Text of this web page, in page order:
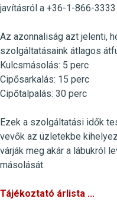
javításról a +36-1-866-
Az azonnaliság azt jelenti,
szolgáltatásaink átlagos
Kulcsmásolás: 5 perc
Cipősarkalás: 15 perc
Cipőtalpalás: 30 perc
Ezek a szolgáltatási idők
vevők az üzletekbe
várják meg akár a lábukról
másolását.
Tájékoztató árlista ...